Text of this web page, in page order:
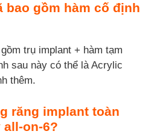
bao gồm hàm cố định
trụ implant + hàm tạm
sau này có thể là Acrylic
thêm.
răng implant toàn
all-on-6?